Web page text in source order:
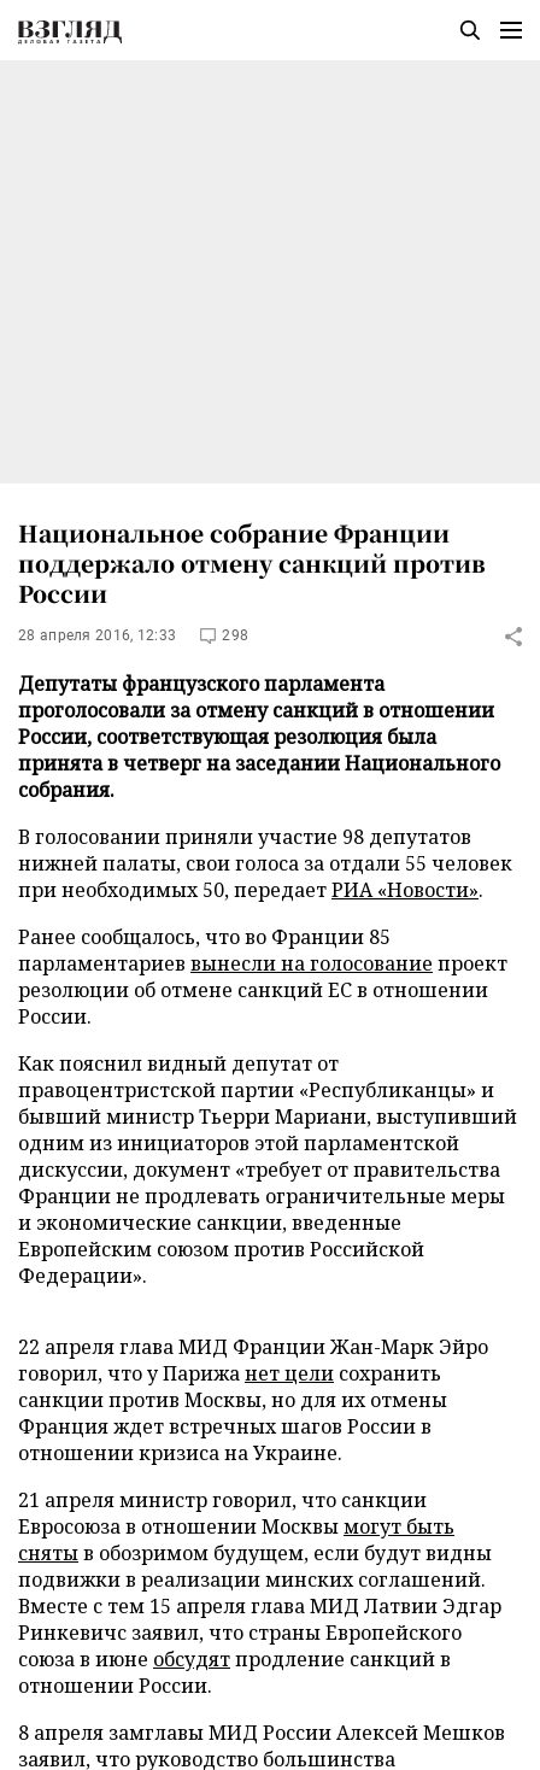
Национальное собрание Франции
поддержало отмену санкций против
России
28 апреля 2016, 12:33 298
Депутаты французского парламента
проголосовали за отмену санкций в отношении
России, соответствующая резолюция была
принята в четверг на заседании Национального
собрания.
В голосовании приняли участие 98 депутатов
нижней палаты, свои голоса за отдали 55 человек
при необходимых 50, передаетРИА «Новости».
Ранее сообщалось, что во Франции 85
парламентариев вынесли на голосование проект
резолюции об отмене санкций ЕС в отношении
России.
Как пояснил видный депутат от
правоцентристской партии «Республиканцы» и
бывший министр Тьерри Мариани, выступивший
одним из инициаторов этой парламентской
дискуссии, документ «требует от правительства
Франции не продлевать ограничительные меры
и экономические санкции, введенные
Европейским союзом против Российской
Федерации».
22 апреля глава МИД Франции Жан-Марк Эйро
говорил, что у Парижанет цели сохранить
санкции против Москвы, но для их отмены
Франция ждет встречных шагов России в
отношении кризиса на Украине.
21 апреля министр говорил, что санкции
Евросоюза в отношении Москвымогут быть
снятыв обозримом будущем, если будут видны
подвижки в реализации минских соглашений.
Вместе с тем 15 апреля глава МИД Латвии Эдгар
Ринкевичс заявил, что страны Европейского
союза в июне обсудятпродление санкций в
отношении России.
8 апреля замглавы МИД России Алексей Мешков
заявил, что руководство большинства